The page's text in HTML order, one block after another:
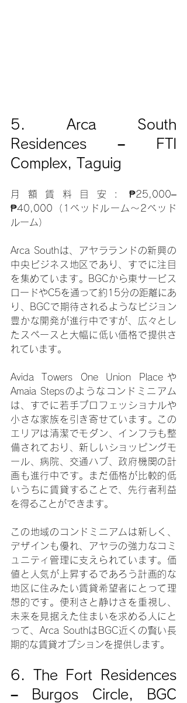
5. Arca South
Residences – FTI
Complex, Taguig
月額賃料目安: ₱25,000–
₱40,000（1ベッドルーム～2ベッド
ルーム）
Arca Southは、アヤラランドの新興の
中央ビジネス地区であり、すでに注目
を集めています。BGCから東サービス
ロードやC5を通って約15分の距離にあ
り、BGCで期待されるようなビジョン
豊かな開発が進行中ですが、広々とし
たスペースと大幅に低い価格で提供さ
れています。
Avida Towers One Union Placeや
Amaia Stepsのようなコンドミニアム
は、すでに若手プロフェッショナルや
小さな家族を引き寄せています。この
エリアは清潔でモダン、インフラも整
備されており、新しいショッピングモ
ール、病院、交通ハブ、政府機関の計
画も進行中です。まだ価格が比較的低
いうちに賃貸することで、先行者利益
を得ることができます。
この地域のコンドミニアムは新しく、
デザインも優れ、アヤラの強力なコミ
ュニティ管理に支えられています。価
値と人気が上昇するであろう計画的な
地区に住みたい賃貸希望者にとって理
想的です。便利さと静けさを重視し、
未来を見据えた住まいを求める人にと
って、Arca SouthはBGC近くの賢い長
期的な賃貸オプションを提供します。
6. The Fort Residences
– Burgos Circle, BGC